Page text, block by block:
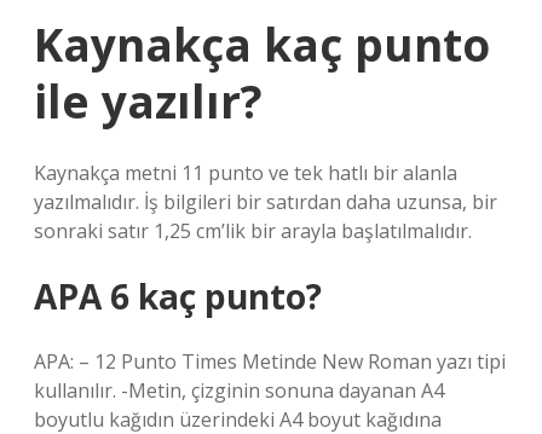
Kaynakça kaç punto
ile yazılır?
Kaynakça metni 11 punto ve tek hatlı bir alanla
yazılmalıdır. İş bilgileri bir satırdan daha uzunsa, bir
sonraki satır 1,25 cm’lik bir arayla başlatılmalıdır.
APA 6 kaç punto?
APA: – 12 Punto Times Metinde New Roman yazı tipi
kullanılır. -Metin, çizginin sonuna dayanan A4
boyutlu kağıdın üzerindeki A4 boyut kağıdına